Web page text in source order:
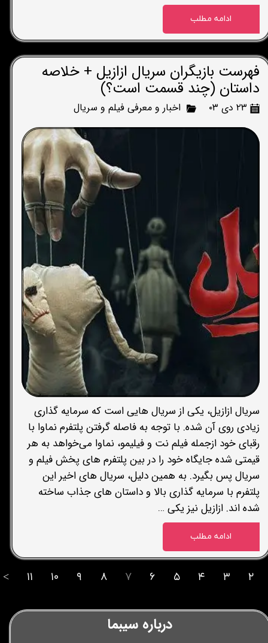
ادامه مطلب
فهرست بازیگران سریال ازازیل + خلاصه
داستان (چند قسمت است؟)
۲۳ دی ۰۳ اخبار و معرفی فیلم و سریال
سریال ازازیل، یکی از سریال هایی است که سرمایه گذاری
زیادی روی آن شده. با توجه به فاصله گرفتن پلتفرم نماوا با
رقبای خود ازجمله فیلم نت و فیلیمو، نماوا می‌خواهد به هر
قیمتی شده جایگاه خود را در بین پلتفرم های پخش فیلم و
سریال پس بگیرد. به همین دلیل، سریال های اخیر این
پلتفرم با سرمایه گذاری بالا و داستان های جذاب ساخته
شده اند. ازازیل نیز یکی …
ادامه مطلب
۲ ۳ ۴ ۵ ۶ ۷ ۸ ۹ ۱۰ ۱۱ >
درباره سیبما